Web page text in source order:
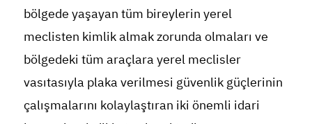
bölgede yaşayan tüm bireylerin yerel
meclisten kimlik almak zorunda olmaları ve
bölgedeki tüm araçlara yerel meclisler
vasıtasıyla plaka verilmesi güvenlik güçlerinin
çalışmalarını kolaylaştıran iki önemli idari